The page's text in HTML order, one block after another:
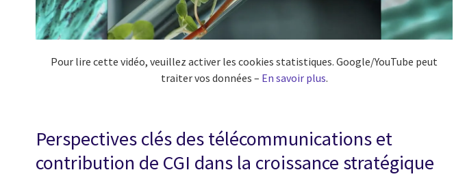
Pour lire cette vidéo, veuillez activer les cookies statistiques. Google/YouTube peut
traiter vos données – En savoir plus.
Perspectives clés des télécommunications et
contribution de CGI dans la croissance stratégique